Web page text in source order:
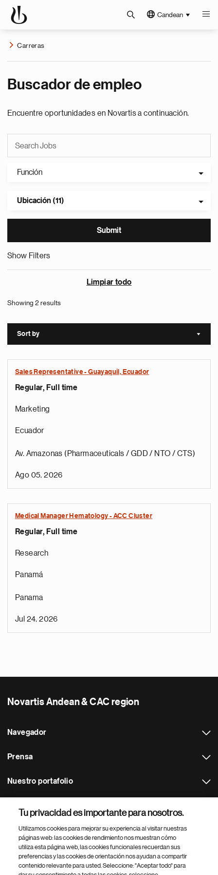
Candean
Carreras
Buscador de empleo
Encuentre oportunidades en Novartis a continuación.
Función
Ubicación (11)
Show Filters
Limpiar todo
Showing 2 results
Sort by Sort
Sales Representative - Guayaquil, Ecuador
Regular, Full time
Marketing
Ecuador
Av. Amazonas (Pharmaceuticals / GDD / NTO / CTS)
Ago 05, 2026
Medical Manager Hematology - ACC Cluster
Regular, Full time
Research
Panamá
Panama
Jul 24, 2026
Novartis Andean & CAC region
Navegador
Prensa
Nuestro portafolio
Footer Site Search
Tu privacidad es importante para nosotros.
Utilizamos cookies para mejorar su experiencia al visitar nuestras
páginas web: las cookies de rendimiento nos muestran cómo
utiliza esta página web, las cookies funcionales recuerdan sus
preferencias y las cookies de orientación nos ayudan a compartir
contenido relevante para usted. Seleccione: "Aceptar todo" para